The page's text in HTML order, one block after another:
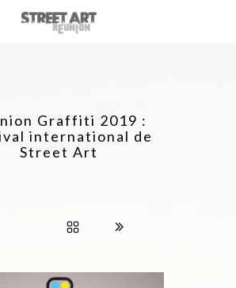
Graffiti 2019 :
international de
Street Art